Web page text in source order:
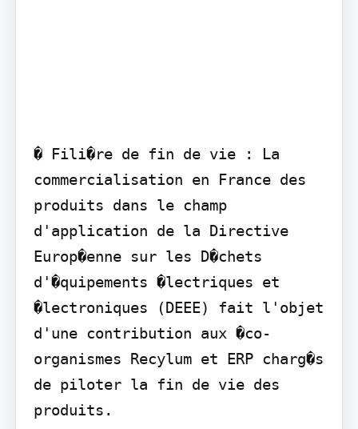
� Fili�re de fin de vie : La
commercialisation en France des
produits dans le champ
d'application de la Directive
Europ�enne sur les D�chets
d'�quipements �lectriques et
�lectroniques (DEEE) fait l'objet
d'une contribution aux �co-
organismes Recylum et ERP charg�s
de piloter la fin de vie des
produits.